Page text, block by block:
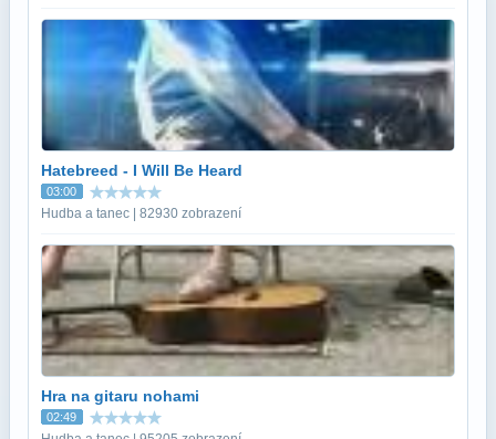
Hatebreed - I Will Be Heard
03:00
Hudba a tanec | 82930 zobrazení
Hra na gitaru nohami
02:49